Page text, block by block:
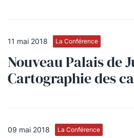
11 mai 2018 La Conférence
Nouveau Palais de
Cartographie des
09 mai 2018 La Conférence